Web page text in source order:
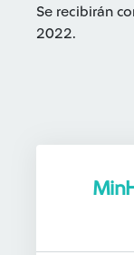
Se recibirán
2022.